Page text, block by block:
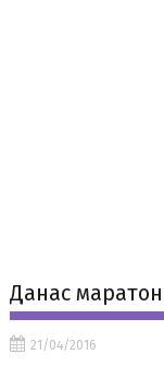
Данас
21/04/2016